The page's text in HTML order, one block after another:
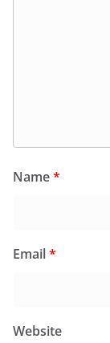
Name*
Email*
Website